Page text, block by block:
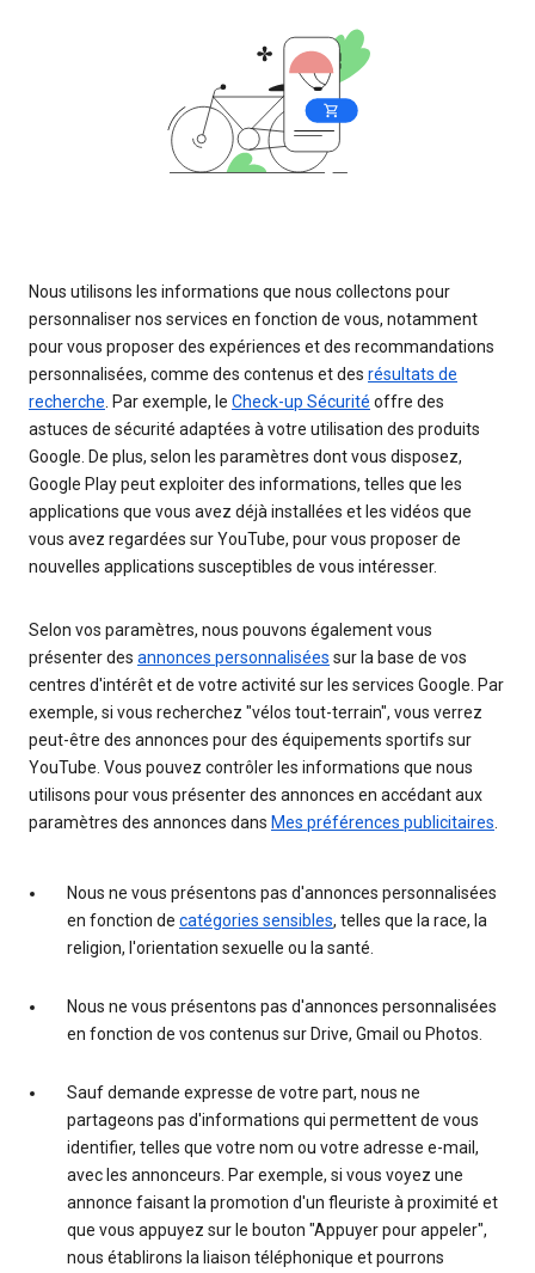
Nous utilisons les informations que nous collectons pour
personnaliser nos services en fonction de vous, notamment
pour vous proposer des expériences et des recommandations
personnalisées, comme des contenus et des résultats de
recherche . Par exemple, le Check-up Sécurité offre des
astuces de sécurité adaptées à votre utilisation des produits
Google. De plus, selon les paramètres dont vous disposez,
Google Play peut exploiter des informations, telles que les
applications que vous avez déjà installées et les vidéos que
vous avez regardées sur YouTube, pour vous proposer de
nouvelles applications susceptibles de vous intéresser.
Selon vos paramètres, nous pouvons également vous
présenter des annonces personnalisées sur la base de vos
centres d'intérêt et de votre activité sur les services Google. Par
exemple, si vous recherchez "vélos tout-terrain", vous verrez
peut-être des annonces pour des équipements sportifs sur
YouTube. Vous pouvez contrôler les informations que nous
utilisons pour vous présenter des annonces en accédant aux
paramètres des annonces dans Mes préférences publicitaires
Nous ne vous présentons pas d'annonces personnalisées
en fonction de catégories sensibles, telles que la race, la
religion, l'orientation sexuelle ou la santé.
Nous ne vous présentons pas d'annonces personnalisées
en fonction de vos contenus sur Drive, Gmail ou Photos.
Sauf demande expresse de votre part, nous ne
partageons pas d'informations qui permettent de vous
identifier, telles que votre nom ou votre adresse e-mail,
avec les annonceurs. Par exemple, si vous voyez une
annonce faisant la promotion d'un fleuriste à proximité et
que vous appuyez sur le bouton "Appuyer pour appeler",
nous établirons la liaison téléphonique et pourrons